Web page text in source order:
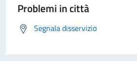
Problemi in città
Segnala disservizio